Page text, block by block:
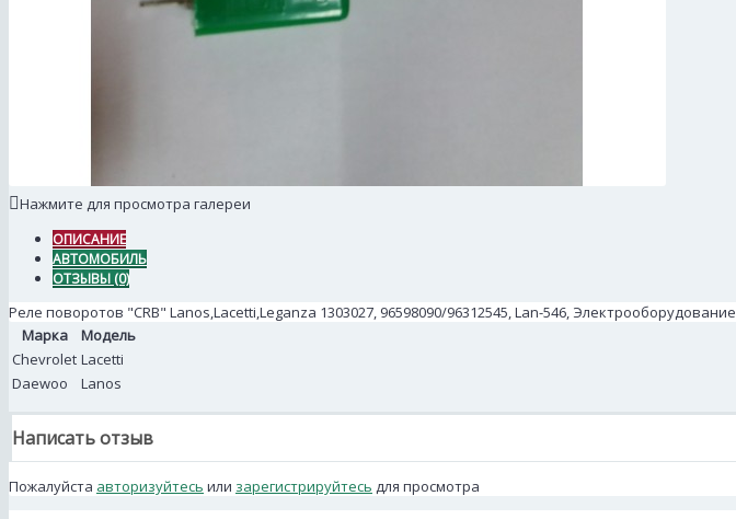
Нажмите для просмотра галереи
ОПИСАНИЕ
АВТОМОБИЛЬ
ОТЗЫВЫ (0)
Реле поворотов "CRB" Lanos,Lacetti,Leganza 1303027, 96598090/96312545, Lan-546, Электрооборудование
Марка
Модель
Chevrolet Lacetti
Daewoo
Lanos
Написать отзыв
Пожалуйста авторизуйтесь или зарегистрируйтесь для просмотра